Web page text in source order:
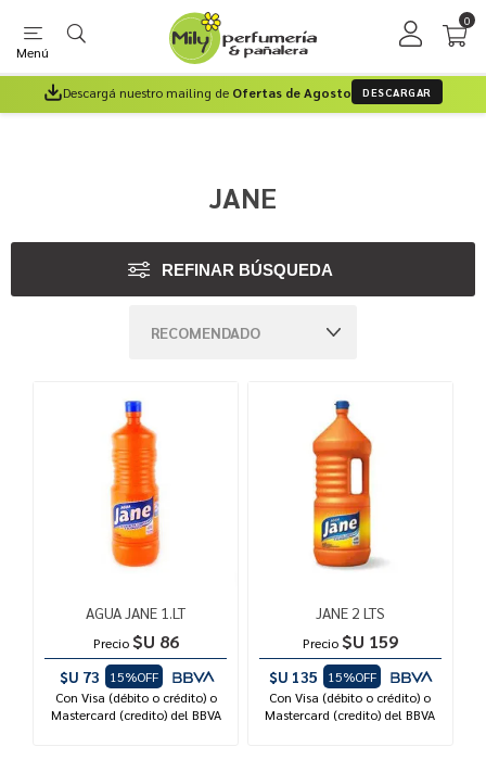
Menú
0
Descargá nuestro mailing de Ofertas de Agosto DESCARGAR
JANE
REFINAR BÚSQUEDA
AGUA JANE 1.LT
Precio $U 86
$U 73
15%OFF
Con Visa (débito o crédito) o
Mastercard (credito) del BBVA
JANE 2 LTS
Precio $U 159
$U 135
15%OFF
Con Visa (débito o crédito) o
Mastercard (credito) del BBVA